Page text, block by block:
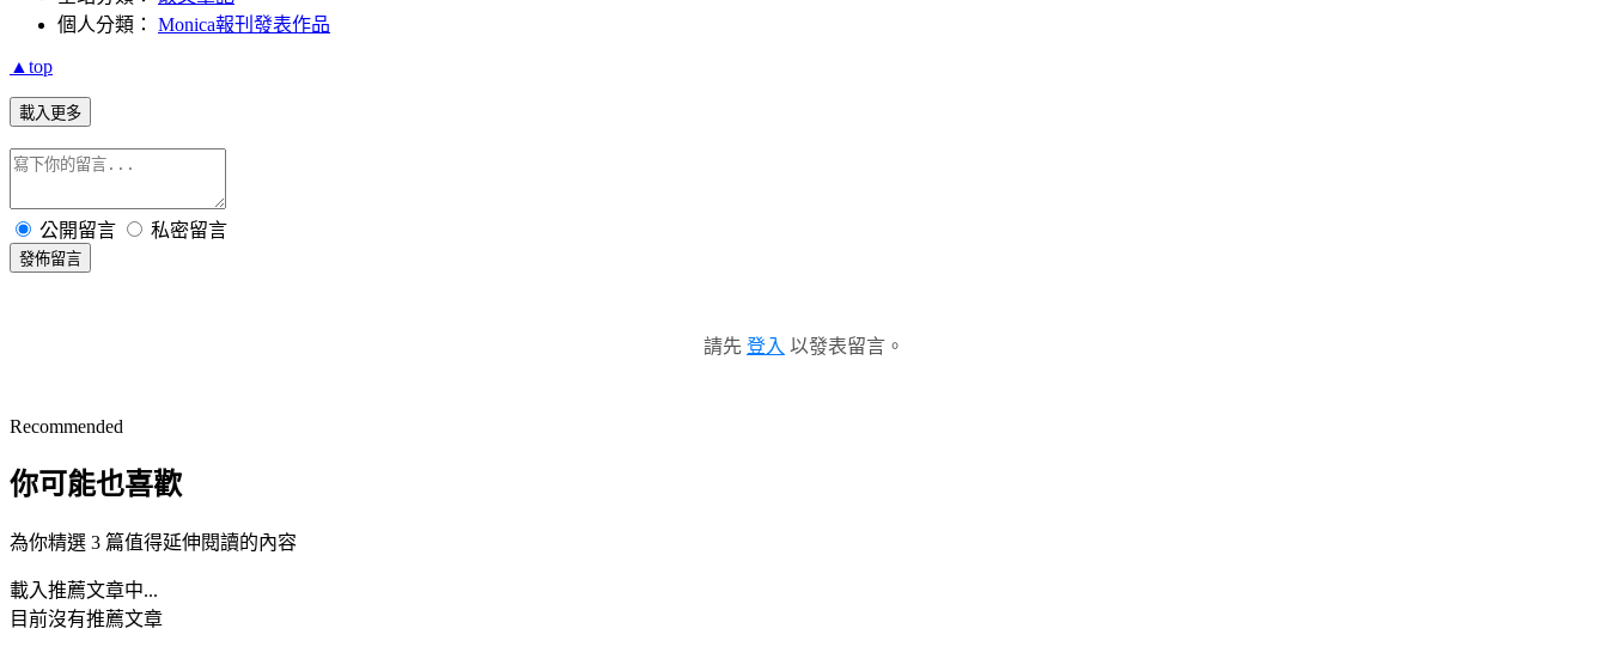
個人分類： Monica報刊發表作品
▲top
載入更多
公開留言 私密留言
發佈留言
請先 登入 以發表留言。
Recommended
你可能也喜歡
為你精選 3 篇值得延伸閱讀的內容
載入推薦文章中...
目前沒有推薦文章